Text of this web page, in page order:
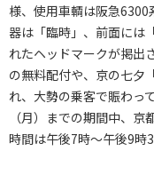
様、使用車輌は阪急
器は「臨時」、前面に
れたヘッドマークが掲出
の無料配付や、京の七夕
れ、大勢の乗客で賑わっ
（月）までの期間中、
時間は午後7時～午後9時